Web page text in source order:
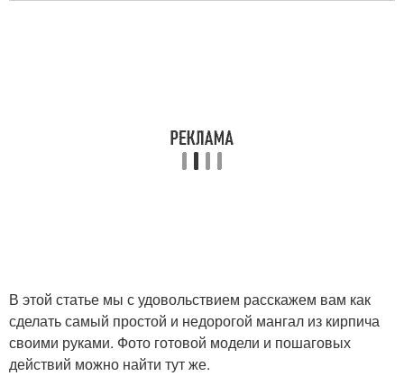
В этой статье мы с удовольствием расскажем вам как
сделать самый простой и недорогой мангал из кирпича
своими руками. Фото готовой модели и пошаговых
действий можно найти тут же.